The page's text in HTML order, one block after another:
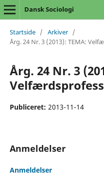
Dansk Sociologi
Startside / Arkiver /
Årg. 24 Nr. 3 (2013): TEMA:
Årg. 24 Nr. 3
Publiceret: 2013-11-14
Anmeldelser
Anmeldelser